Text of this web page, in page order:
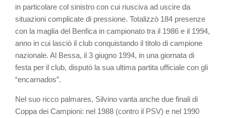
in particolare col sinistro con cui riusciva ad uscire da
situazioni complicate di pressione. Totalizzò 184 presenze
con la maglia del Benfica in campionato tra il 1986 e il 1994,
anno in cui lasciò il club conquistando il titolo di campione
nazionale. Al Bessa, il 3 giugno 1994, in una giornata di
festa per il club, disputò la sua ultima partita ufficiale con gli
“encarnados”.
Nel suo ricco palmares, Silvino vanta anche due finali di
Coppa dei Campioni: nel 1988 (contro il PSV) e nel 1990